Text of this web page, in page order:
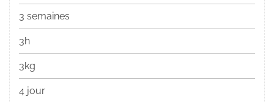
3 semaines
3h
3kg
4 jour